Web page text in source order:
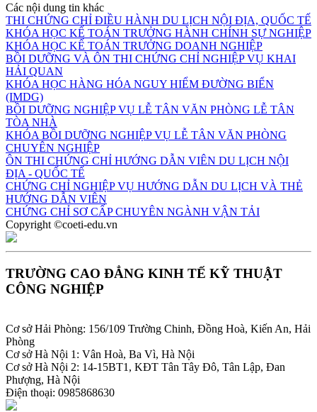
Các nội dung tin khác
THI CHỨNG CHỈ ĐIỀU HÀNH DU LỊCH NỘI ĐỊA, QUỐC TẾ
KHÓA HỌC KẾ TOÁN TRƯỞNG HÀNH CHÍNH SỰ NGHIỆP
KHÓA HỌC KẾ TOÁN TRƯỞNG DOANH NGHIỆP
BỒI DƯỠNG VÀ ÔN THI CHỨNG CHỈ NGHIỆP VỤ KHAI
HẢI QUAN
KHÓA HỌC HÀNG HÓA NGUY HIỂM ĐƯỜNG BIỂN
(IMDG)
BỒI DƯỠNG NGHIỆP VỤ LỄ TÂN VĂN PHÒNG LỄ TÂN
TÒA NHÀ
KHÓA BỒI DƯỠNG NGHIỆP VỤ LỄ TÂN VĂN PHÒNG
CHUYÊN NGHIỆP
ÔN THI CHỨNG CHỈ HƯỚNG DẪN VIÊN DU LỊCH NỘI
ĐỊA - QUỐC TẾ
CHỨNG CHỈ NGHIỆP VỤ HƯỚNG DẪN DU LỊCH VÀ THẺ
HƯỚNG DẪN VIÊN
CHỨNG CHỈ SƠ CẤP CHUYÊN NGÀNH VẬN TẢI
Copyright ©coeti-edu.vn
TRƯỜNG CAO ĐẲNG KINH TẾ KỸ THUẬT
CÔNG NGHIỆP
Cơ sở Hải Phòng: 156/109 Trường Chinh, Đồng Hoà, Kiến An, Hải
Phòng
Cơ sở Hà Nội 1: Vân Hoà, Ba Vì, Hà Nội
Cơ sở Hà Nội 2: 14-15BT1, KĐT Tân Tây Đô, Tân Lập, Đan
Phượng, Hà Nội
Điện thoại: 0985868630